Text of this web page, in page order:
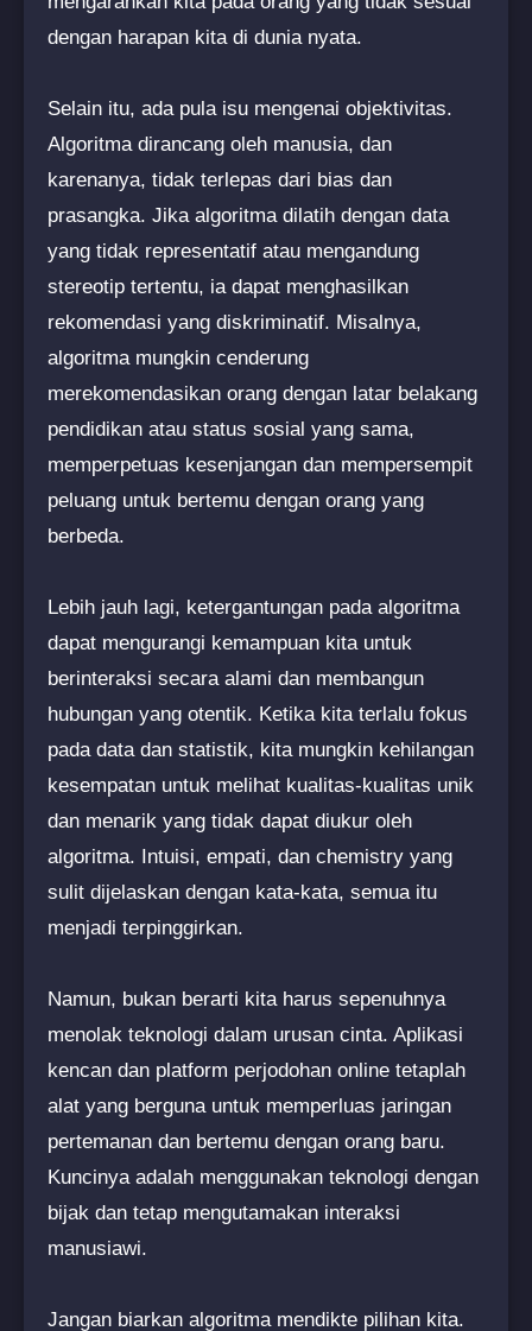
dengan harapan kita di dunia nyata.
Selain itu, ada pula isu mengenai objektivitas.
Algoritma dirancang oleh manusia, dan
karenanya, tidak terlepas dari bias dan
prasangka. Jika algoritma dilatih dengan data
yang tidak representatif atau mengandung
stereotip tertentu, ia dapat menghasilkan
rekomendasi yang diskriminatif. Misalnya,
algoritma mungkin cenderung
merekomendasikan orang dengan latar belakang
pendidikan atau status sosial yang sama,
memperpetuas kesenjangan dan mempersempit
peluang untuk bertemu dengan orang yang
berbeda.
Lebih jauh lagi, ketergantungan pada algoritma
dapat mengurangi kemampuan kita untuk
berinteraksi secara alami dan membangun
hubungan yang otentik. Ketika kita terlalu fokus
pada data dan statistik, kita mungkin kehilangan
kesempatan untuk melihat kualitas-kualitas unik
dan menarik yang tidak dapat diukur oleh
algoritma. Intuisi, empati, dan chemistry yang
sulit dijelaskan dengan kata-kata, semua itu
menjadi terpinggirkan.
Namun, bukan berarti kita harus sepenuhnya
menolak teknologi dalam urusan cinta. Aplikasi
kencan dan platform perjodohan online tetaplah
alat yang berguna untuk memperluas jaringan
pertemanan dan bertemu dengan orang baru.
Kuncinya adalah menggunakan teknologi dengan
bijak dan tetap mengutamakan interaksi
manusiawi.
Jangan biarkan algoritma mendikte pilihan kita.